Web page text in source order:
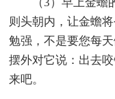
（3）早上金
则头朝内，让金蟾
勉强，不是要您每
摆外对它说：出去
来吧。